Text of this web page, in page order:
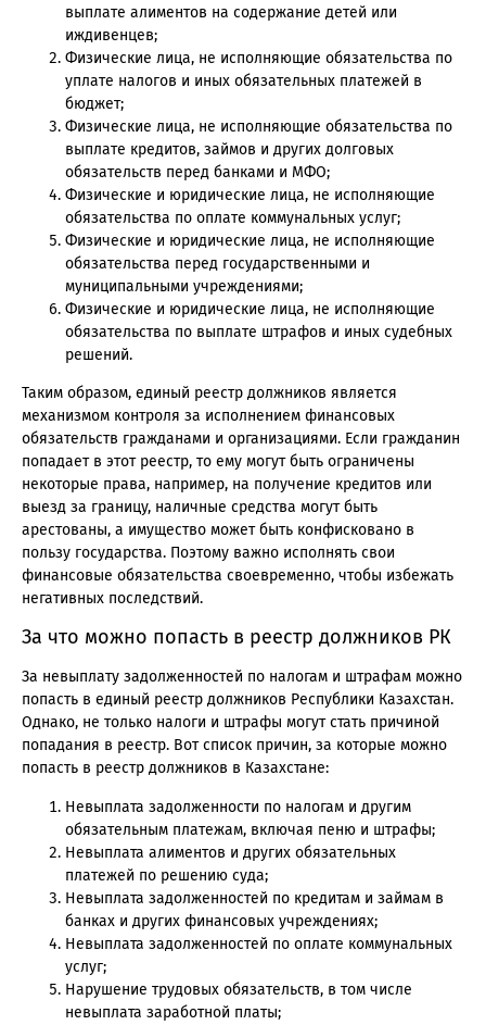
выплате алиментов на содержание детей или
иждивенцев;
Физические лица, не исполняющие обязательства по
уплате налогов и иных обязательных платежей в
бюджет;
Физические лица, не исполняющие обязательства по
выплате кредитов, займов и других долговых
обязательств перед банками и МФО;
Физические и юридические лица, не исполняющие
обязательства по оплате коммунальных услуг;
Физические и юридические лица, не исполняющие
обязательства перед государственными и
муниципальными учреждениями;
Физические и юридические лица, не исполняющие
обязательства по выплате штрафов и иных судебных
решений.
Таким образом, единый реестр должников является
механизмом контроля за исполнением финансовых
обязательств гражданами и организациями. Если гражданин
попадает в этот реестр, то ему могут быть ограничены
некоторые права, например, на получение кредитов или
выезд за границу, наличные средства могут быть
арестованы, а имущество может быть конфисковано в
пользу государства. Поэтому важно исполнять свои
финансовые обязательства своевременно, чтобы избежать
негативных последствий.
За что можно попасть в реестр должников РК
За невыплату задолженностей по налогам и штрафам можно
попасть в единый реестр должников Республики Казахстан.
Однако, не только налоги и штрафы могут стать причиной
попадания в реестр. Вот список причин, за которые можно
попасть в реестр должников в Казахстане:
Невыплата задолженности по налогам и другим
обязательным платежам, включая пеню и штрафы;
Невыплата алиментов и других обязательных
платежей по решению суда;
Невыплата задолженностей по кредитам и займам в
банках и других финансовых учреждениях;
Невыплата задолженностей по оплате коммунальных
услуг;
Нарушение трудовых обязательств, в том числе
невыплата заработной платы;